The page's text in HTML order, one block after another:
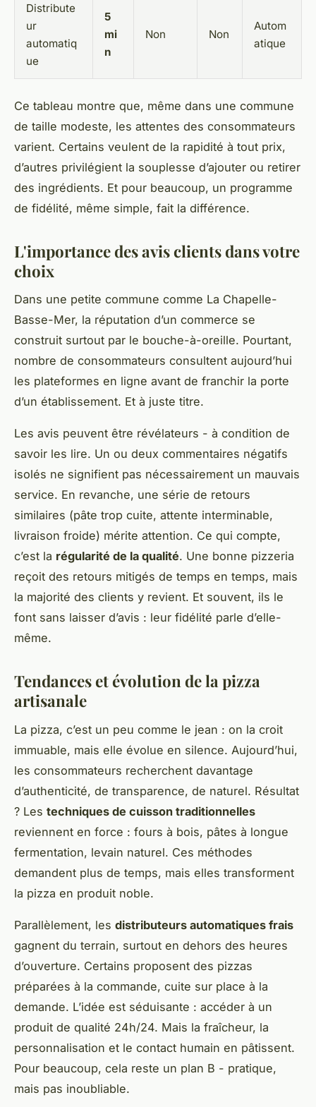
Distribute
ur
automatiq
ue
5
mi
n
Non Non
Autom
atique
Ce tableau montre que, même dans une commune
de taille modeste, les attentes des consommateurs
varient. Certains veulent de la rapidité à tout prix,
d’autres privilégient la souplesse d’ajouter ou retirer
des ingrédients. Et pour beaucoup, un programme
de fidélité, même simple, fait la différence.
L'importance des avis clients dans votre
choix
Dans une petite commune comme La Chapelle-
Basse-Mer, la réputation d’un commerce se
construit surtout par le bouche-à-oreille. Pourtant,
nombre de consommateurs consultent aujourd’hui
les plateformes en ligne avant de franchir la porte
d’un établissement. Et à juste titre.
Les avis peuvent être révélateurs - à condition de
savoir les lire. Un ou deux commentaires négatifs
isolés ne signifient pas nécessairement un mauvais
service. En revanche, une série de retours
similaires (pâte trop cuite, attente interminable,
livraison froide) mérite attention. Ce qui compte,
c’est la régularité de la qualité. Une bonne pizzeria
reçoit des retours mitigés de temps en temps, mais
la majorité des clients y revient. Et souvent, ils le
font sans laisser d’avis : leur fidélité parle d’elle-
même.
Tendances et évolution de la pizza
artisanale
La pizza, c’est un peu comme le jean : on la croit
immuable, mais elle évolue en silence. Aujourd’hui,
les consommateurs recherchent davantage
d’authenticité, de transparence, de naturel. Résultat
? Les techniques de cuisson traditionnelles
reviennent en force : fours à bois, pâtes à longue
fermentation, levain naturel. Ces méthodes
demandent plus de temps, mais elles transforment
la pizza en produit noble.
Parallèlement, les distributeurs automatiques frais
gagnent du terrain, surtout en dehors des heures
d’ouverture. Certains proposent des pizzas
préparées à la commande, cuite sur place à la
demande. L’idée est séduisante : accéder à un
produit de qualité 24h/24. Mais la fraîcheur, la
personnalisation et le contact humain en pâtissent.
Pour beaucoup, cela reste un plan B - pratique,
mais pas inoubliable.